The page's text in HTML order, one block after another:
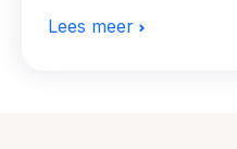
Lees meer